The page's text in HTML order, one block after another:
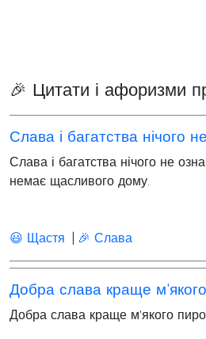
🎉 Цитати і афоризми
Слава і багатства нічого
Слава і багатства нічого не
немає щасливого дому.
😃 Щастя
🎉 Слава
Добра слава краще
Добра слава краще м'якого